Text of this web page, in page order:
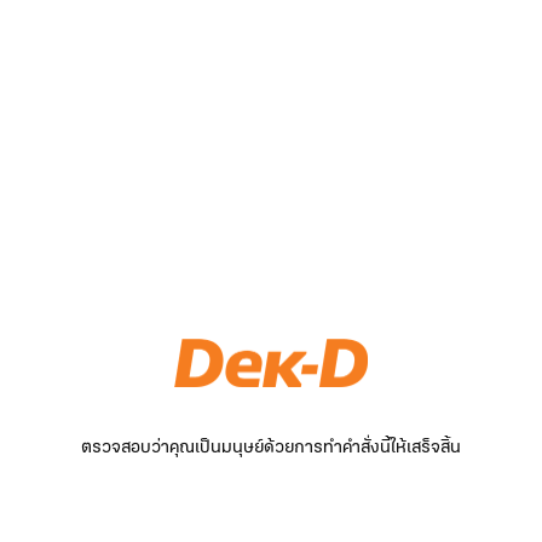
ตรวจสอบว่าคุณเป็นมนุษย์ด้วยการทำคำสั่งนี้ให้เสร็จสิ้น